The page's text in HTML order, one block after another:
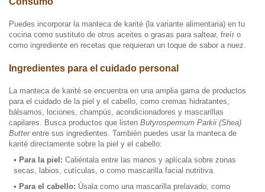
Puedes incorporar la manteca de karité (la variante alimentaria) en tu
cocina como sustituto de otros aceites o grasas para saltear, freír o
como ingrediente en recetas que requieran un toque de sabor a nuez.
Ingredientes para el cuidado personal
La manteca de karité se encuentra en una amplia gama de productos
para el cuidado de la piel y el cabello, como cremas hidratantes,
bálsamos, lociones, champús, acondicionadores y mascarillas
capilares. Busca productos que listen Butyrospermum Parkii (Shea)
Butterentre sus ingredientes. También puedes usar la manteca de
karité directamente sobre la piel y el cabello:
• Para la piel: Caliéntala entre las manos y aplícala sobre zonas
secas, labios, cutículas, o como mascarilla facial nutritiva.
• Para el cabello: Úsala como una mascarilla prelavado, como